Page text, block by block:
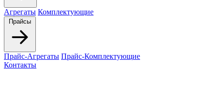
Агрегаты Комплектующие
Прайсы
Прайс-Агрегаты Прайс-Комплектующие
Контакты